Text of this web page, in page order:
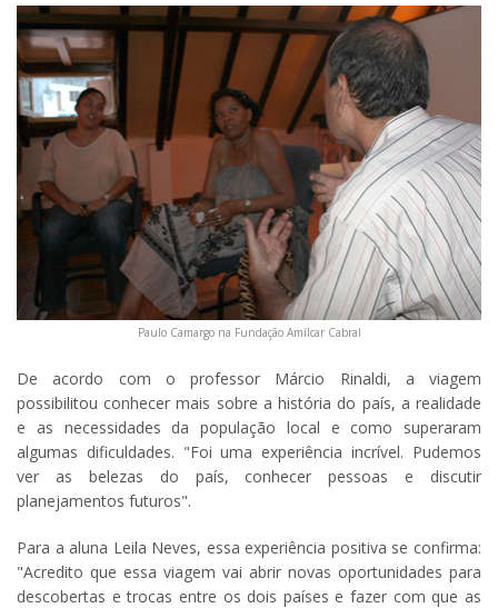
Paulo Camargo na Fundação Amílcar Cabral
De acordo com o professor Márcio Rinaldi, a viagem
possibilitou conhecer mais sobre a história do país, a realidade
e as necessidades da população local e como superaram
algumas dificuldades. "Foi uma experiência incrível. Pudemos
ver as belezas do país, conhecer pessoas e discutir
planejamentos futuros".
Para a aluna Leila Neves, essa experiência positiva se confirma:
"Acredito que essa viagem vai abrir novas oportunidades para
descobertas e trocas entre os dois países e fazer com que as